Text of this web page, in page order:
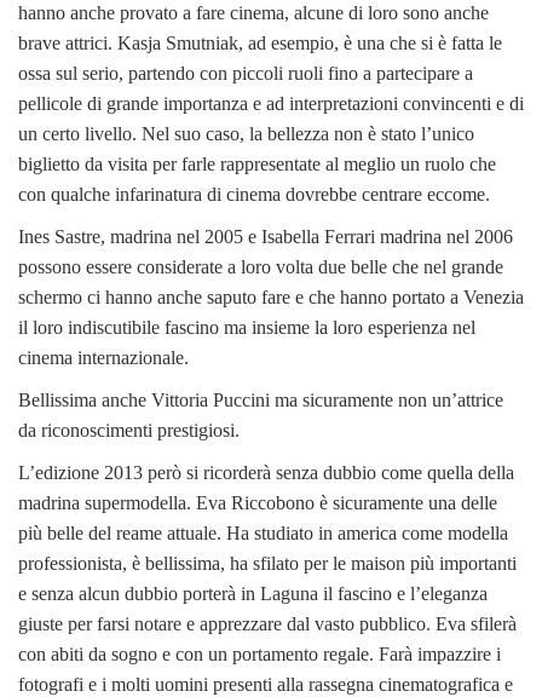
hanno anche provato a fare cinema, alcune di loro sono anche
brave attrici. Kasja Smutniak, ad esempio, è una che si è fatta le
ossa sul serio, partendo con piccoli ruoli fino a partecipare a
pellicole di grande importanza e ad interpretazioni convincenti e di
un certo livello. Nel suo caso, la bellezza non è stato l’unico
biglietto da visita per farle rappresentate al meglio un ruolo che
con qualche infarinatura di cinema dovrebbe centrare eccome.
Ines Sastre, madrina nel 2005 e Isabella Ferrari madrina nel 2006
possono essere considerate a loro volta due belle che nel grande
schermo ci hanno anche saputo fare e che hanno portato a Venezia
il loro indiscutibile fascino ma insieme la loro esperienza nel
cinema internazionale.
Bellissima anche Vittoria Puccini ma sicuramente non un’attrice
da riconoscimenti prestigiosi.
L’edizione 2013 però si ricorderà senza dubbio come quella della
madrina supermodella. Eva Riccobono è sicuramente una delle
più belle del reame attuale. Ha studiato in america come modella
professionista, è bellissima, ha sfilato per le maison più importanti
e senza alcun dubbio porterà in Laguna il fascino e l’eleganza
giuste per farsi notare e apprezzare dal vasto pubblico. Eva sfilerà
con abiti da sogno e con un portamento regale. Farà impazzire i
fotografi e i molti uomini presenti alla rassegna cinematografica e